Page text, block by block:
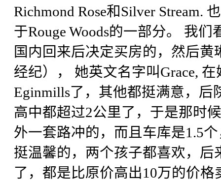
Richmond Rose和Silver Stream.
于Rouge Woods的一部分。 我
国内回来后决定买房的，然后
经纪）， 她英文名字叫Grace,
Eginmills了，其他都挺满意，后
高中都超过2公里了，于是那时
外一套路冲的，而且车库是1.5
挺温馨的，两个孩子都喜欢，
了，都是比原价高出10万的价格